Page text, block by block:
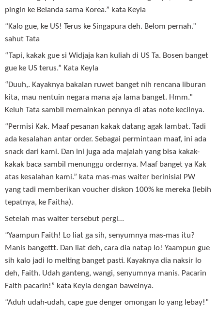
pingin ke Belanda sama Korea.” kata Keyla
“Kalo gue, ke US! Terus ke Singapura deh. Belom pernah.”
sahut Tata
“Tapi, kakak gue si Widjaja kan kuliah di US Ta. Bosen banget
gue ke US terus.” Kata Keyla
“Duuh,. Kayaknya bakalan ruwet banget nih rencana liburan
kita, mau nentuin negara mana aja lama banget. Hmm.”
Keluh Tata sambil memainkan pennya di atas note kecilnya.
“Permisi Kak. Maaf pesanan kakak datang agak lambat. Tadi
ada kesalahan antar order. Sebagai permintaan maaf, ini ada
snack dari kami. Dan ini juga ada majalah yang bisa kakak-
kakak baca sambil menunggu ordernya. Maaf banget ya Kak
atas kesalahan kami.” kata mas-mas waiter berinisial PW
yang tadi memberikan voucher diskon 100% ke mereka (lebih
tepatnya, ke Faitha).
Setelah mas waiter tersebut pergi…
“Yaampun Faith! Lo liat ga sih, senyumnya mas-mas itu?
Manis bangettt. Dan liat deh, cara dia natap lo! Yaampun gue
sih kalo jadi lo melting banget pasti. Kayaknya dia naksir lo
deh, Faith. Udah ganteng, wangi, senyumnya manis. Pacarin
Faith pacarin!” kata Keyla dengan bawelnya.
“Aduh udah-udah, cape gue denger omongan lo yang lebay!”